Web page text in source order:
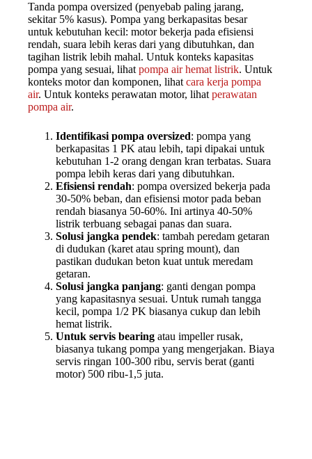
Tanda pompa oversized (penyebab paling jarang,
sekitar 5% kasus). Pompa yang berkapasitas besar
untuk kebutuhan kecil: motor bekerja pada efisiensi
rendah, suara lebih keras dari yang dibutuhkan, dan
tagihan listrik lebih mahal. Untuk konteks kapasitas
pompa yang sesuai, lihat pompa air hemat listrik. Untuk
konteks motor dan komponen, lihat cara kerja pompa
air. Untuk konteks perawatan motor, lihat perawatan
pompa air.
Identifikasi pompa oversized: pompa yang
berkapasitas 1 PK atau lebih, tapi dipakai untuk
kebutuhan 1-2 orang dengan kran terbatas. Suara
pompa lebih keras dari yang dibutuhkan.
Efisiensi rendah: pompa oversized bekerja pada
30-50% beban, dan efisiensi motor pada beban
rendah biasanya 50-60%. Ini artinya 40-50%
listrik terbuang sebagai panas dan suara.
Solusi jangka pendek: tambah peredam getaran
di dudukan (karet atau spring mount), dan
pastikan dudukan beton kuat untuk meredam
getaran.
Solusi jangka panjang: ganti dengan pompa
yang kapasitasnya sesuai. Untuk rumah tangga
kecil, pompa 1/2 PK biasanya cukup dan lebih
hemat listrik.
Untuk servis bearing atau impeller rusak,
biasanya tukang pompa yang mengerjakan. Biaya
servis ringan 100-300 ribu, servis berat (ganti
motor) 500 ribu-1,5 juta.